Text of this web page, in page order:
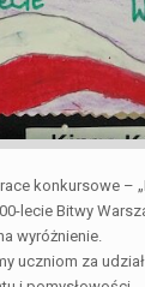
konkursowe –
lecie Bitwy
wyróżnienie.
uczniom za